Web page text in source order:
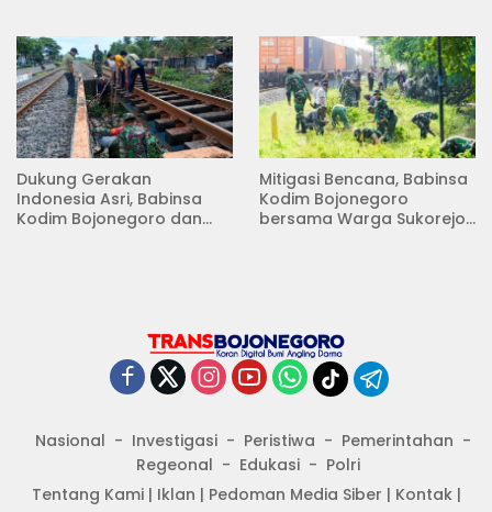
Dukung Gerakan
Indonesia Asri, Babinsa
Kodim Bojonegoro dan
Mitigasi Bencana, Babinsa
Kodim Bojonegoro
bersama Warga Sukorejo
Nasional Investigasi Peristiwa
Pemerintahan
Regeonal
Edukasi
Polri
Tentang Kami| Iklan | Pedoman Media Siber | Kontak|